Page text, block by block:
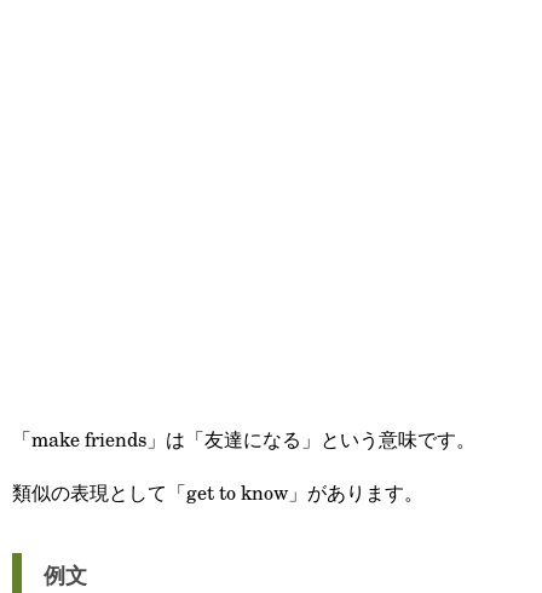
「make friends」は「友達になる」という意味です。
類似の表現として「get to know」があります。
例文